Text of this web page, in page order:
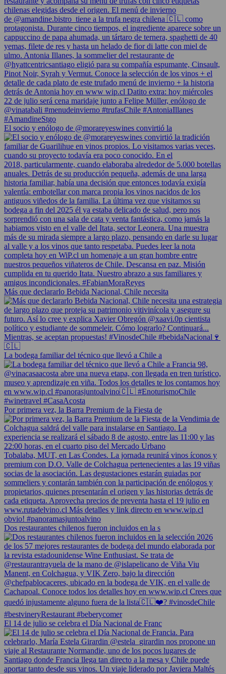
El socio y enólogo de @morareyeswines convirtió la
Más que declararlo Bebida Nacional, Chile necesita
La bodega familiar del técnico que llevó a Chile a
Por primera vez, la Barra Premium de la Fiesta de
Dos restaurantes chilenos fueron incluidos en la s
El 14 de julio se celebra el Día Nacional de Franc